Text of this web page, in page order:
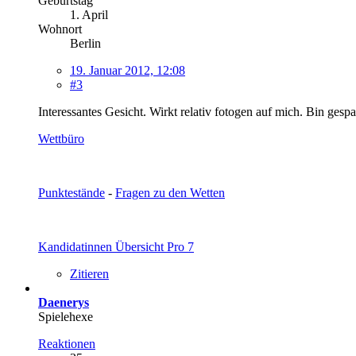
1. April
Wohnort
Berlin
19. Januar 2012, 12:08
#3
Interessantes Gesicht. Wirkt relativ fotogen auf mich. Bin
Wettbüro
Punktestände - Fragen zu den Wetten
Kandidatinnen Übersicht Pro 7
Zitieren
Daenerys
Spielehexe
Reaktionen